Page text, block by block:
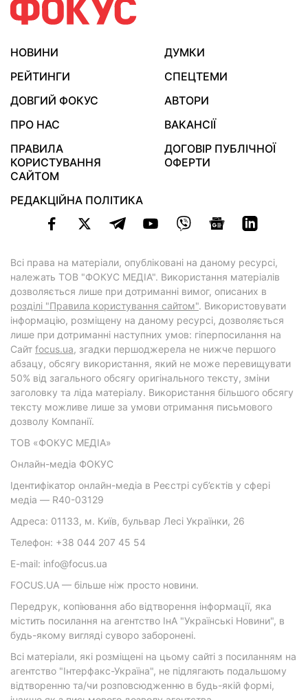
НОВИНИ
ДУМКИ
РЕЙТИНГИ
СПЕЦТЕМИ
ДОВГИЙ ФОКУС
АВТОРИ
ПРО НАС
ВАКАНСІЇ
ПРАВИЛА
КОРИСТУВАННЯ
САЙТОМ
ДОГОВІР ПУБЛІЧНОЇ
ОФЕРТИ
РЕДАКЦІЙНА ПОЛІТИКА
Всі права на матеріали, опубліковані на даному ресурсі,
належать ТОВ "ФОКУС МЕДІА". Використання матеріалів
дозволяється лише при дотриманні вимог, описаних в
розділі "Правила користування сайтом". Використовувати
інформацію, розміщену на даному ресурсі, дозволяється
лише при дотриманні наступних умов: гіперпосилання на
Cайт focus.ua, згадки першоджерела не нижче першого
абзацу, обсягу використання, який не може перевищувати
50% від загального обсягу оригінального тексту, зміни
заголовку та ліда матеріалу. Використання більшого обсягу
тексту можливе лише за умови отримання письмового
дозволу Компанії.
ТОВ «ФОКУС МЕДІА»
Онлайн-медіа ФОКУС
Ідентифікатор онлайн-медіа в Реєстрі суб’єктів у сфері
медіа — R40-03129
Адреса: 01133, м. Київ, бульвар Лесі Українки, 26
Телефон: +38 044 207 45 54
E-mail: info@focus.ua
FOCUS.UA — більше ніж просто новини.
Передрук, копіювання або відтворення інформації, яка
містить посилання на агентство ІнА "Українські Новини", в
будь-якому вигляді суворо заборонені.
Всі матеріали, які розміщені на цьому сайті з посиланням на
агентство "Інтерфакс-Україна", не підлягають подальшому
відтворенню та/чи розповсюдженню в будь-якій формі,